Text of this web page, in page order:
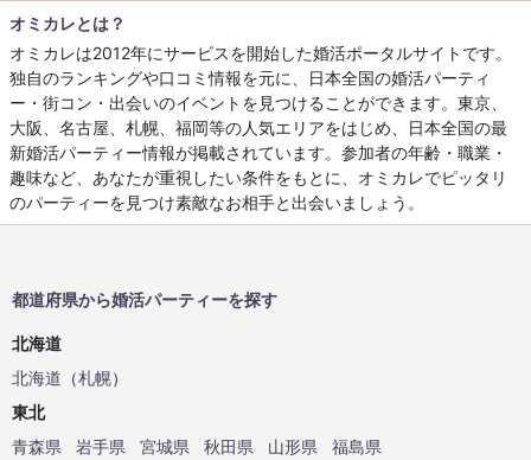
オミカレとは？
オミカレは2012年にサービスを開始した婚活ポータルサイトです。
独自のランキングや口コミ情報を元に、日本全国の婚活パーティ
ー・街コン・出会いのイベントを見つけることができます。東京、
大阪、名古屋、札幌、福岡等の人気エリアをはじめ、日本全国の最
新婚活パーティー情報が掲載されています。参加者の年齢・職業・
趣味など、あなたが重視したい条件をもとに、オミカレでピッタリ
のパーティーを見つけ素敵なお相手と出会いましょう。
都道府県から婚活パーティーを探す
北海道
北海道 （札幌）
東北
青森県
岩手県 宮城県 秋田県 山形県
福島県